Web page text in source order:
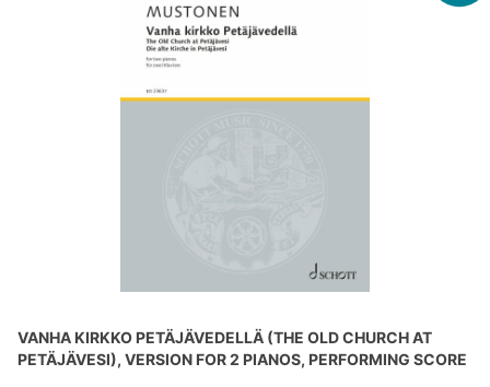
VANHA KIRKKO PETÄJÄVEDELLÄ (THE OLD CHURCH AT
PETÄJÄVESI), VERSION FOR 2 PIANOS, PERFORMING SCORE